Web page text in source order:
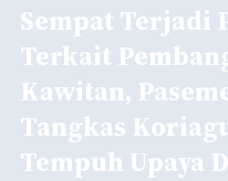
Sempat Terjadi
Terkait
Kawitan,
Tangkas
Tempuh Upaya